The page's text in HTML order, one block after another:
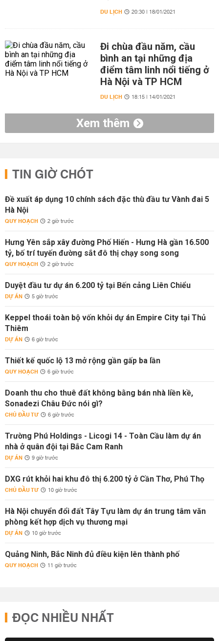
DU LỊCH 20:30 | 18/01/2021
Đi chùa đầu năm, cầu
bình an tại những địa
điểm tâm linh nổi tiếng ở
Hà Nội và TP HCM
DU LỊCH 18:15 | 14/01/2021
Xem thêm
TIN GIỜ CHÓT
Đề xuất áp dụng 10 chính sách đặc thù đầu tư Vành đai 5
Hà Nội
QUY HOẠCH 2 giờ trước
Hưng Yên sắp xây đường Phố Hiến - Hưng Hà gần 16.500
tỷ, bố trí tuyến đường sắt đô thị chạy song song
QUY HOẠCH 2 giờ trước
Duyệt đầu tư dự án 6.200 tỷ tại Bến cảng Liên Chiểu
DỰ ÁN 5 giờ trước
Keppel thoái toàn bộ vốn khỏi dự án Empire City tại Thủ
Thiêm
DỰ ÁN 6 giờ trước
Thiết kế quốc lộ 13 mở rộng gần gấp ba lần
QUY HOẠCH 6 giờ trước
Doanh thu cho thuê đất không bằng bán nhà liền kề,
Sonadezi Châu Đức nói gì?
CHỦ ĐẦU TƯ 6 giờ trước
Trường Phú Holdings - Licogi 14 - Toàn Cầu làm dự án
nhà ở quân đội tại Bắc Cam Ranh
DỰ ÁN 9 giờ trước
DXG rút khỏi hai khu đô thị 6.200 tỷ ở Cần Thơ, Phú Thọ
CHỦ ĐẦU TƯ 10 giờ trước
Hà Nội chuyển đổi đất Tây Tựu làm dự án trung tâm văn
phòng kết hợp dịch vụ thương mại
DỰ ÁN 10 giờ trước
Quảng Ninh, Bắc Ninh đủ điều kiện lên thành phố
QUY HOẠCH 11 giờ trước
ĐỌC NHIỀU NHẤT